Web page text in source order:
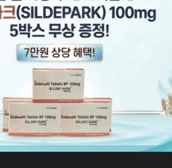
₩130,000~₩300,000
가격 범위:
옵션 선택
다. 상품 페이지에서 옵션을 선택할 수 있습니
여러 상품 옵션이 이 상품에 있습니